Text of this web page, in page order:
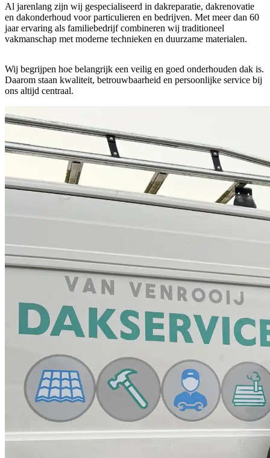
Al jarenlang zijn wij gespecialiseerd in dakreparatie, dakrenovatie
en dakonderhoud voor particulieren en bedrijven. Met meer dan 60
jaar ervaring als familiebedrijf combineren wij traditioneel
vakmanschap met moderne technieken en duurzame materialen.
Wij begrijpen hoe belangrijk een veilig en goed onderhouden dak is.
Daarom staan kwaliteit, betrouwbaarheid en persoonlijke service bij
ons altijd centraal.